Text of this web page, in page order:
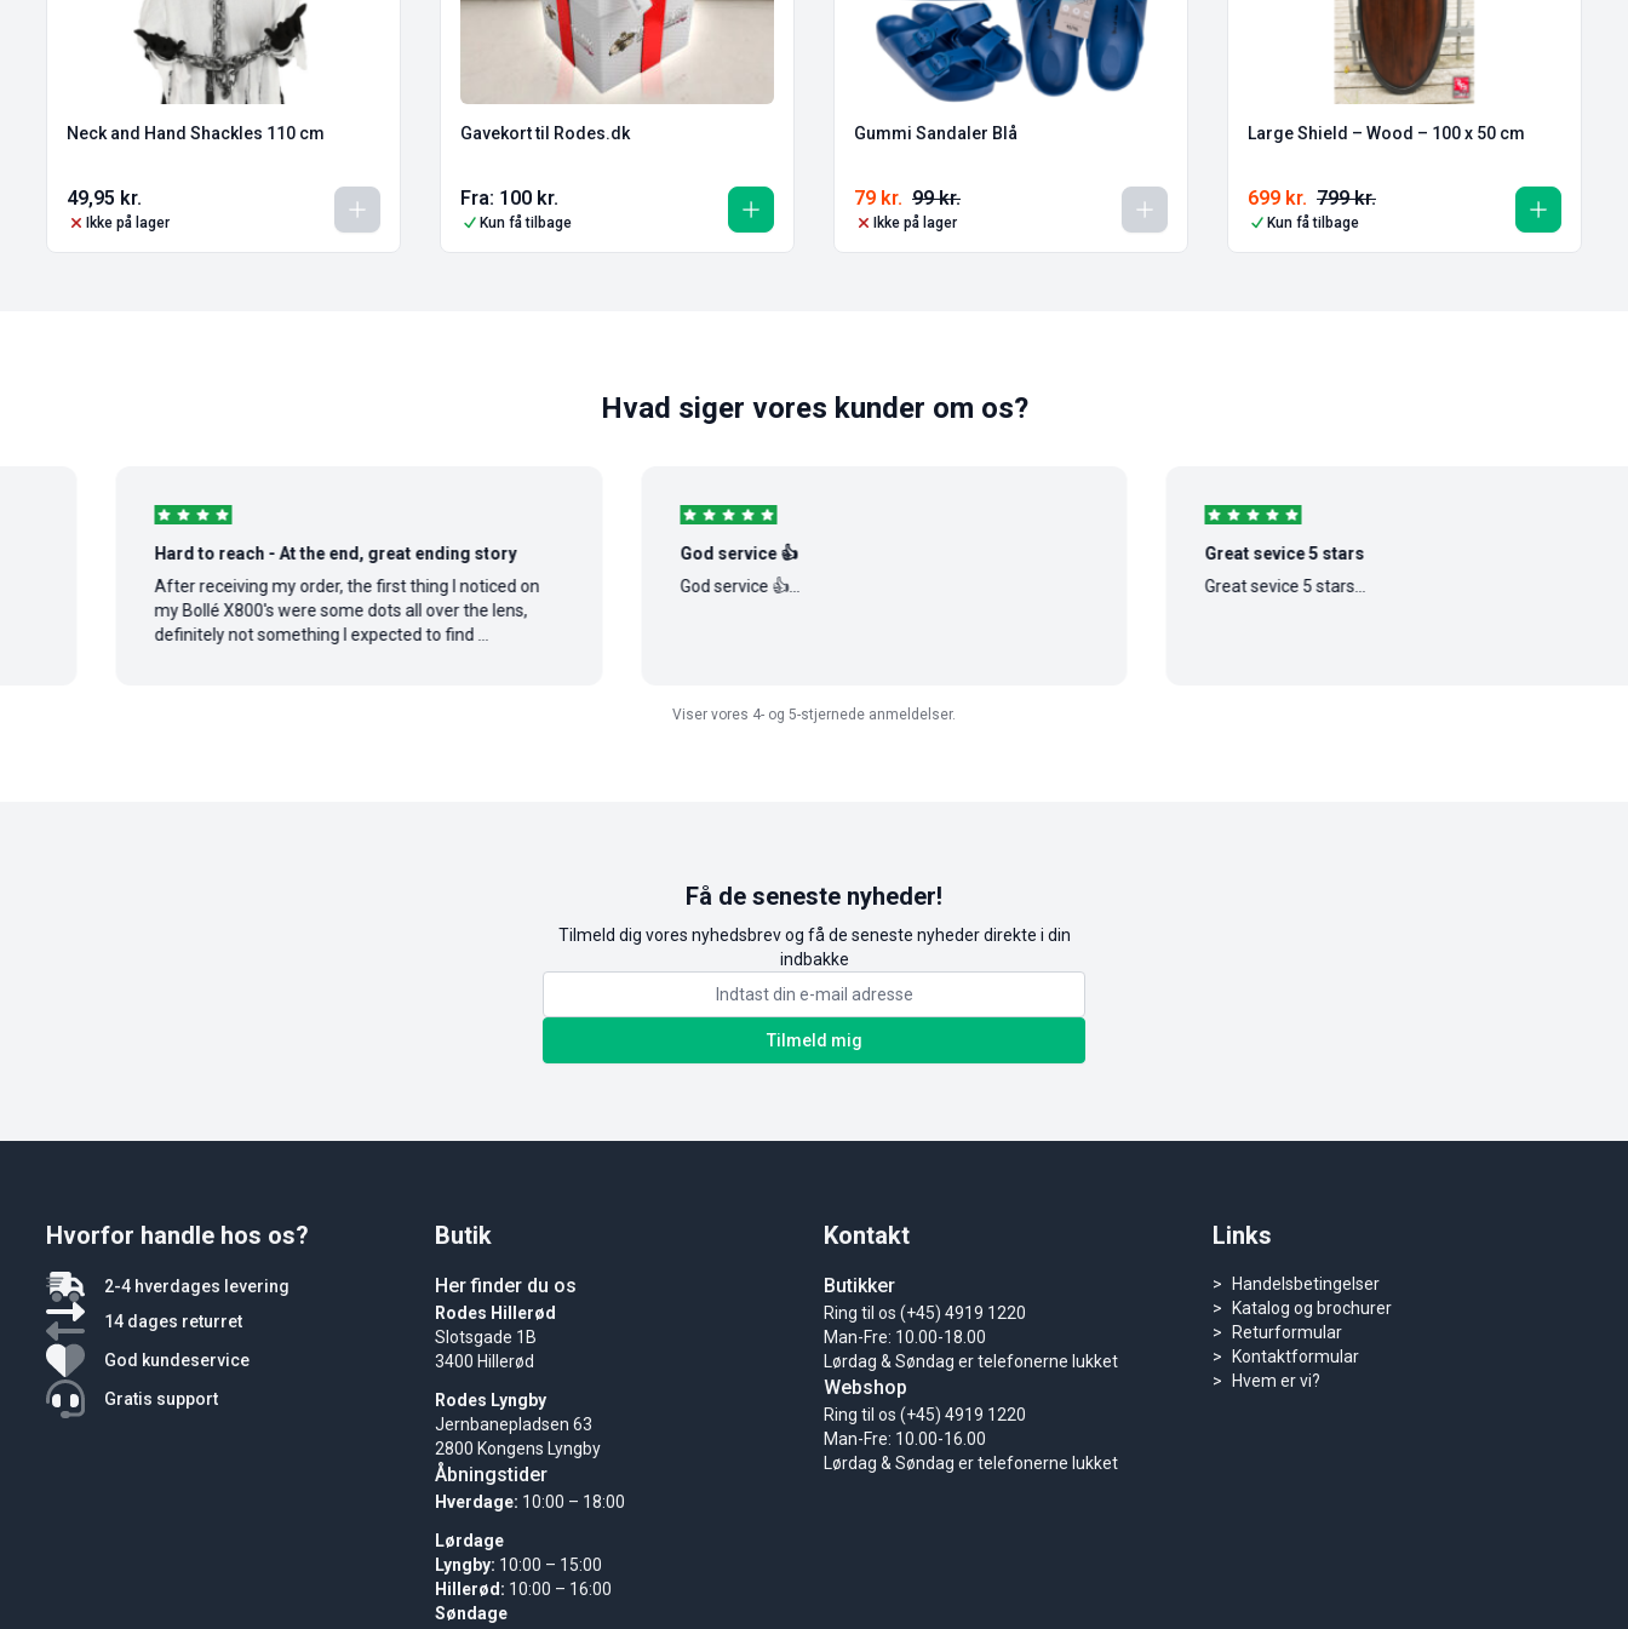
Neck and Hand Shackles 110 cm
49,95 kr.
Ikke på lager
Gavekort til Rodes.dk
Fra: 100 kr.
Kun få tilbage
Gummi Sandaler Blå
99kr.
79 kr.
Ikke på lager
Large Shield – Wood – 100 x 50 cm
799kr.
699 kr.
Kun få tilbage
Hvad siger vores kunder om os?
Hard to reach - At the end, great ending story
After receiving my order, the first thing I noticed on
my Bollé X800's were some dots all over the lens,
definitely not something I expected to find ...
God service 👍
God service 👍...
Great sevice 5 stars
Great sevice 5 stars...
Viser vores 4- og 5-stjernede anmeldelser.
Få de seneste nyheder!
Tilmeld dig vores nyhedsbrev og få de seneste nyheder direkte i din
indbakke
Tilmeld mig
Butik
Her finder du os
Rodes Hillerød
Slotsgade 1B
3400 Hillerød
Rodes Lyngby
Jernbanepladsen 63
2800 Kongens Lyngby
Åbningstider
Hverdage: 10:00 – 18:00
Lørdage
Lyngby: 10:00 – 15:00
Hillerød: 10:00 – 16:00
Søndage
Kontakt
Butikker
Ring til os (+45) 4919 1220
Man-Fre: 10.00-18.00
Lørdag & Søndag er telefonerne lukket
Webshop
Ring til os (+45) 4919 1220
Man-Fre: 10.00-16.00
Lørdag & Søndag er telefonerne lukket
Links
Handelsbetingelser
Katalog og brochurer
Returformular
Kontaktformular
Hvem er vi?
Hvorfor handle hos os?
2-4 hverdages levering
14 dages returret
God kundeservice
Gratis support